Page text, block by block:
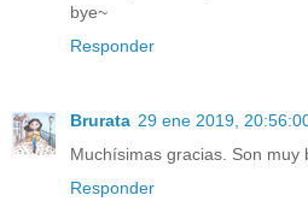
bye~
Responder
Brurata 29 ene 2019,
Muchísimas gracias. Son muy
Responder